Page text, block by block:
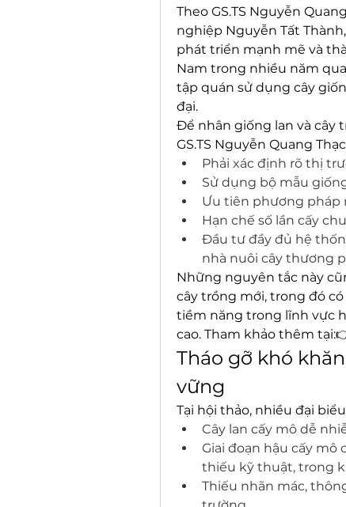
Theo GS.TS Nguyễn
nghiệp Nguyễn Tất
phát triển mạnh mẽ và
Nam trong nhiều năm
tập quán sử dụng cây
đại.
Để nhân giống lan và cây
GS.TS Nguyễn Quang
Phải xác định rõ thị
Sử dụng bộ mẫu
Ưu tiên phương pháp
Hạn chế số lần cấy
Đầu tư đầy đủ hệ
nhà nuôi cây thương
Những nguyên tắc này
cây trồng mới, trong đó
tiềm năng trong lĩnh vực
cao. Tham khảo thêm
Tháo gỡ khó
vững
Tại hội thảo, nhiều đại
Cây lan cấy mô dễ
Giai đoạn hậu cấy
thiếu kỹ thuật, trong
Thiếu nhãn mác,